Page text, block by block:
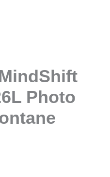
Photo